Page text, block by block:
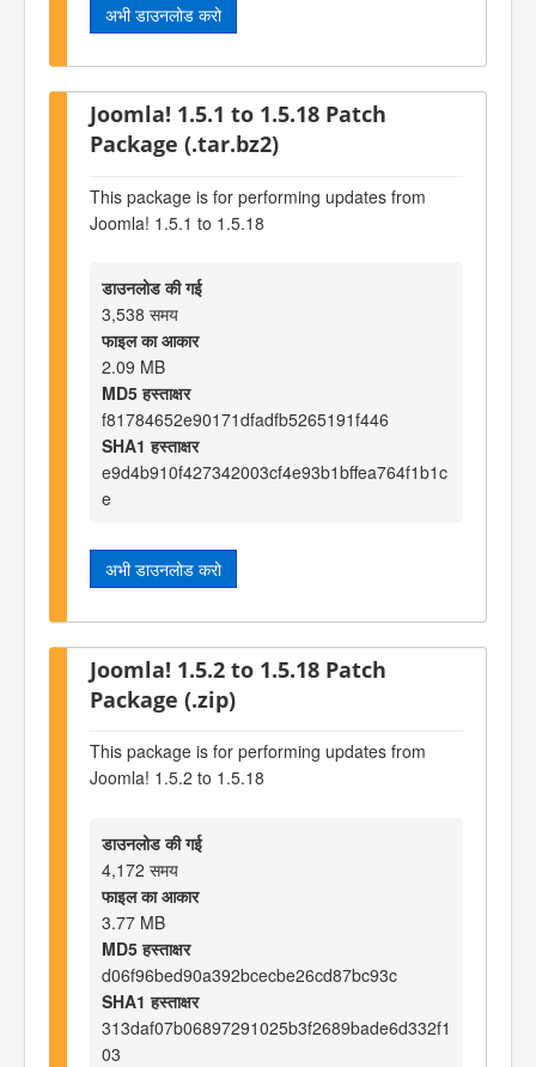
अभी डाउनलोड करो
Joomla! 1.5.1 to 1.5.18 Patch
Package (.tar.bz2)
This package is for performing updates from
Joomla! 1.5.1 to 1.5.18
डाउनलोड की गई
3,538 समय
फाइल का आकार
2.09 MB
MD5 हस्ताक्षर
f81784652e90171dfadfb5265191f446
SHA1 हस्ताक्षर
e9d4b910f427342003cf4e93b1bffea764f1b1c
e
अभी डाउनलोड करो
Joomla! 1.5.2 to 1.5.18 Patch
Package (.zip)
This package is for performing updates from
Joomla! 1.5.2 to 1.5.18
डाउनलोड की गई
4,172 समय
फाइल का आकार
3.77 MB
MD5 हस्ताक्षर
d06f96bed90a392bcecbe26cd87bc93c
SHA1 हस्ताक्षर
313daf07b06897291025b3f2689bade6d332f1
03